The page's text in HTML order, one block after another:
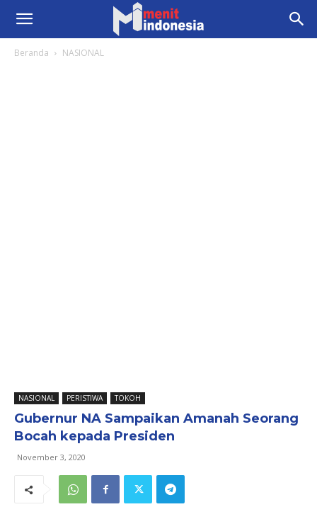
Beranda NASIONAL
NASIONAL PERISTIWA TOKOH
Gubernur NA Sampaikan Amanah Seorang
Bocah kepada Presiden
November 3, 2020